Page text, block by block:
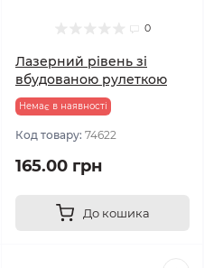
0
Лазерний рівень зі
вбудованою рулеткою
Немає в наявності
Код товару: 74622
165.00 грн
До кошика